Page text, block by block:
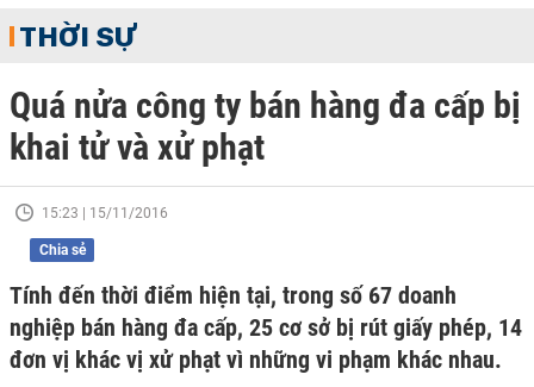
THỜI SỰ
Quá nửa công ty bán hàng đa cấp bị
khai tử và xử phạt
15:23 | 15/11/2016
Chia sẻ
Tính đến thời điểm hiện tại, trong số 67 doanh
nghiệp bán hàng đa cấp, 25 cơ sở bị rút giấy phép, 14
đơn vị khác vị xử phạt vì những vi phạm khác nhau.